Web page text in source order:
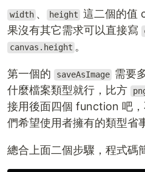
width 、 height 這二個的值
果沒有其它需求可以直接寫
canvas.height 。
第一個的 saveAsImage 需要
什麼檔案類型就行，比方
接用後面四個 function 吧
們希望使用者擁有的類型省
總合上面二個步驟，程式碼